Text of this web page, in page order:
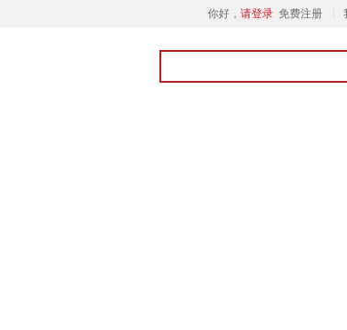
你好， 请登录 免费注册